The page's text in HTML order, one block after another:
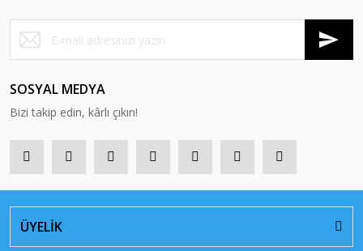
SOSYAL MEDYA
Bizi takip edin, kârlı çıkın!
ÜYELİK